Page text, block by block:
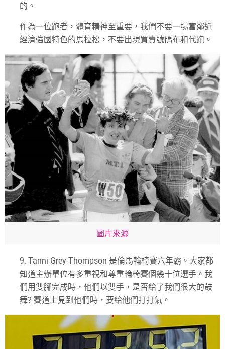
的。
作為一位跑者，體育精神至重要，我們不要一場富鄰近
經濟強國特色的馬拉松 ， 不要出現買賣號碼布和代跑。
圖片來源
9.Tanni Grey-Thompson 是倫馬輪椅賽六年霸。大家都
知道主辦單位有多重視和尊重輪椅賽個幾十位選手。我
們用雙腳完成時，他們以雙手，是否給了我們很大的鼓
舞?賽道上見到他們時，要給他們打打氣。